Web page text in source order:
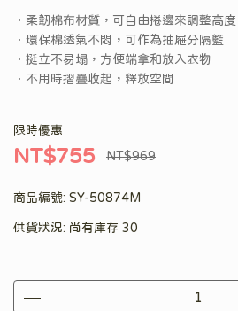
．柔韌棉布材質，可自由捲邊來調整高度
．環保棉透氣不悶，可作為抽屜分隔籃
．挺立不易塌，方便端拿和放入衣物
．不用時摺疊收起，釋放空間
限時優惠
NT$755 NT$969
商品編號: SY-50874M
供貨狀況: 尚有庫存 30